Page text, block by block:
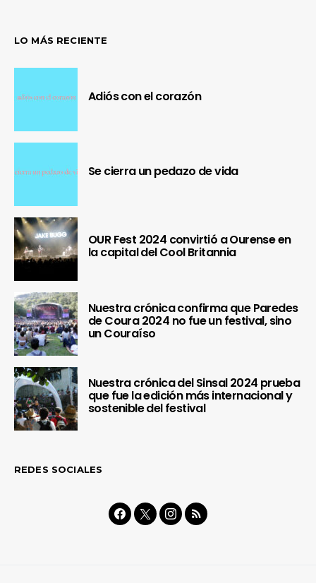
LO MÁS RECIENTE
Adiós con el corazón
Se cierra un pedazo de vida
OUR Fest 2024 convirtió a Ourense en
la capital del Cool Britannia
Nuestra crónica confirma que Paredes
de Coura 2024 no fue un festival, sino
un Couraíso
Nuestra crónica del Sinsal 2024 prueba
que fue la edición más internacional y
sostenible del festival
REDES SOCIALES